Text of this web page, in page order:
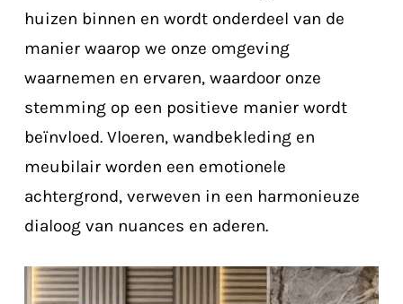
huizen binnen en wordt onderdeel van de
manier waarop we onze omgeving
waarnemen en ervaren, waardoor onze
stemming op een positieve manier wordt
beïnvloed. Vloeren, wandbekleding en
meubilair worden een emotionele
achtergrond, verweven in een harmonieuze
dialoog van nuances en aderen.